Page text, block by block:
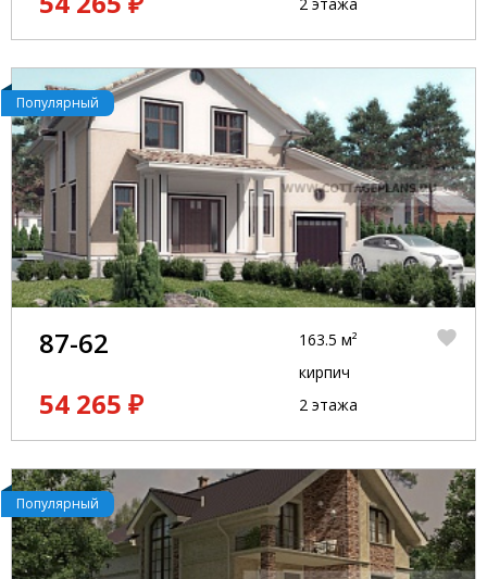
Популярный
87-62
54 265 ₽
163.5 м²
кирпич
2 этажа
Популярный